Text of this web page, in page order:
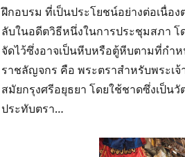
ฝึกอบรม ที่เป็นประโยชน์อย่างต่อเนื่อ
ลับในอดีตวิธีหนึ่งในการประชุมสภา โ
จัดไว้ซึ่งอาจเป็นหีบหรือตู้หีบตามที่กำ
ราชลัญจกร คือ พระตราสำหรับพระเ
สมัยกรุงศรีอยุธยา โดยใช้ชาดซึ่งเป็
ประทับตรา…